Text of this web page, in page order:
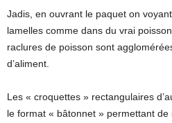
Jadis, en ouvrant le paquet on
lamelles comme dans du vrai
raclures de poisson sont
d’aliment.
Les « croquettes » rectangulaires
le format « bâtonnet » permettant